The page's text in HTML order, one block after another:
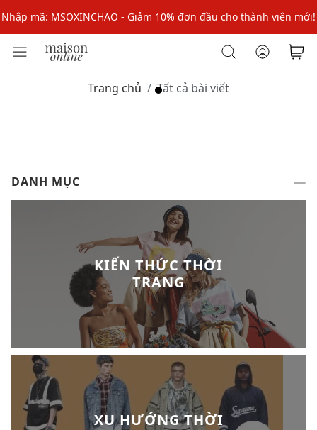
Nhập mã: MSOXINCHAO - Giảm 10% đơn đầu cho thành viên mới!
Trang chủ Tất cả bài viết
DANH MỤC
KIẾN THỨC THỜI
TRANG
XU HƯỚNG THỜI